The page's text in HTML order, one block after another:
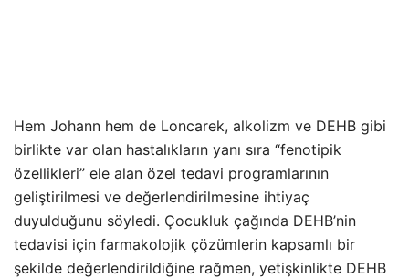
Hem Johann hem de Loncarek, alkolizm ve DEHB gibi
birlikte var olan hastalıkların yanı sıra “fenotipik
özellikleri” ele alan özel tedavi programlarının
geliştirilmesi ve değerlendirilmesine ihtiyaç
duyulduğunu söyledi. Çocukluk çağında DEHB’nin
tedavisi için farmakolojik çözümlerin kapsamlı bir
şekilde değerlendirildiğine rağmen, yetişkinlikte DEHB